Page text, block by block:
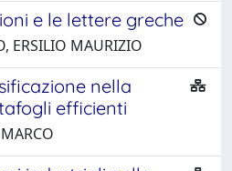
e le lettere greche
ERSILIO MAURIZIO
nella
efficienti